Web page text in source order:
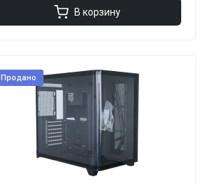
В корзину
Продано